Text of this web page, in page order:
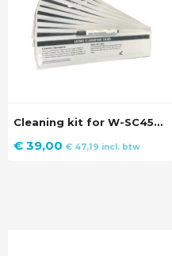
Cleaning kit for W-SC4500
€ 39,00 € 47,19 incl. btw